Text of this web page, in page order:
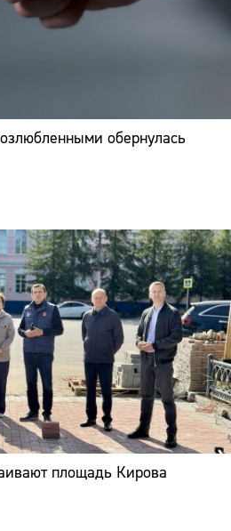
обернулась
площадь Кирова